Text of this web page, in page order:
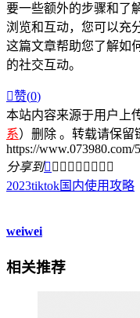
要一些额外的步骤和了
浏览和互动，您可以充
这篇文章帮助您了解如
的社交互动。
赞(0)
本站内容来源于用户上
系）删除 。转载请保留
https://www.073980.com/
分享到        
2023tiktok国内使用攻略
weiwei
相关推荐